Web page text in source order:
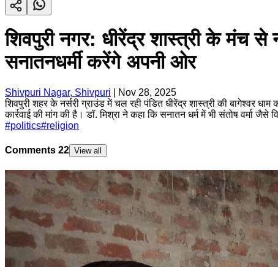
शिवपुरी नगर: धीरेंद्र शास्त्री के मंच से
सनातनधर्मी करेंगे अपनी ओर
Shivpuri Nagar, Shivpuri
Nov 28, 2025
शिवपुरी शहर के नर्सरी ग्राउंड में चल रही पंडित धीरेंद्र शास्त्री की बागेश्वर
कार्रवाई की मांग की है। डॉ. मिश्रा ने कहा कि सनातन धर्म में भी संतोष वर्मा
#politics#religion
Comments 22 View all